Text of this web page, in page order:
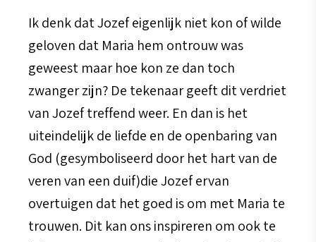
Ik denk dat Jozef eigenlijk niet kon of wilde
geloven dat Maria hem ontrouw was
geweest maar hoe kon ze dan toch
zwanger zijn? De tekenaar geeft dit verdriet
van Jozef treffend weer. En dan is het
uiteindelijk de liefde en de openbaring van
God (gesymboliseerd door het hart van de
veren van een duif)die Jozef ervan
overtuigen dat het goed is om met Maria te
trouwen. Dit kan ons inspireren om ook te